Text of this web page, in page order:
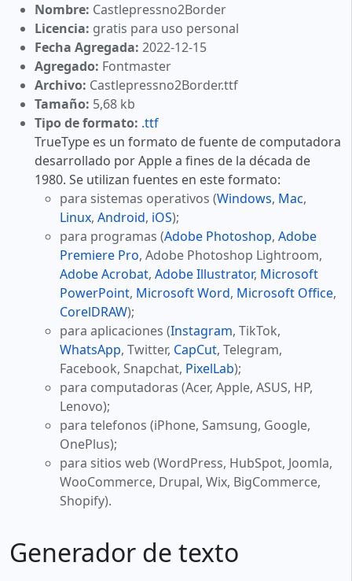
Nombre: Castlepressno2Border
Licencia: gratis para uso personal
Fecha Agregada: 2022-12-15
Agregado: Fontmaster
Archivo: Castlepressno2Border.ttf
Tamaño: 5,68 kb
Tipo de formato: .ttf
TrueType es un formato de fuente de computadora
desarrollado por Apple a fines de la década de
1980. Se utilizan fuentes en este formato:
para sistemas operativos (Windows, Mac,
Linux, Android, iOS);
para programas (Adobe Photoshop, Adobe
Premiere Pro, Adobe Photoshop Lightroom,
Adobe Acrobat, Adobe Illustrator, Microsoft
PowerPoint, Microsoft Word, Microsoft Office,
CorelDRAW);
para aplicaciones (Instagram, TikTok,
WhatsApp, Twitter, CapCut, Telegram,
Facebook, Snapchat, PixelLab);
para computadoras (Acer, Apple, ASUS, HP,
Lenovo);
para telefonos (iPhone, Samsung, Google,
OnePlus);
para sitios web (WordPress, HubSpot, Joomla,
WooCommerce, Drupal, Wix, BigCommerce,
Shopify).
Generador de texto